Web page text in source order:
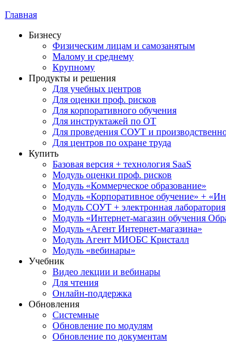
Главная
Бизнесу
Физическим лицам и самозанятым
Малому и среднему
Крупному
Продукты и решения
Для учебных центров
Для оценки проф. рисков
Для корпоративного обучения
Для инструктажей по ОТ
Для проведения СОУТ и
Для центров по охране труда
Купить
Базовая версия + технология SaaS
Модуль оценки проф. рисков
Модуль «Коммерческое образование»
Модуль «Корпоративное обучение» +
Модуль СОУТ + электронная лаборатория
Модуль «Интернет-магазин обучения
Модуль «Агент Интернет-магазина»
Модуль Агент МИОБС Кристалл
Модуль «вебинары»
Учебник
Видео лекции и вебинары
Для чтения
Онлайн-поддержка
Обновления
Системные
Обновление по модулям
Обновление по документам